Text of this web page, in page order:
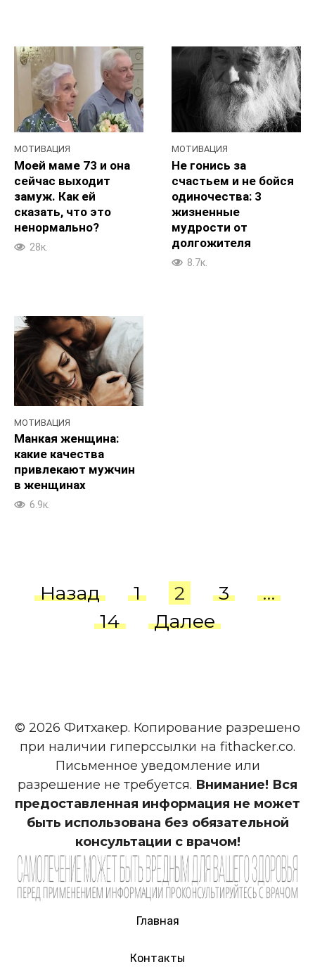
МОТИВАЦИЯ
Моей маме 73 и она
сейчас выходит
замуж. Как ей
сказать, что это
ненормально?
28к.
МОТИВАЦИЯ
Не гонись за
счастьем и не бойся
одиночества: 3
жизненные
мудрости от
долгожителя
8.7к.
МОТИВАЦИЯ
Манкая женщина:
какие качества
привлекают мужчин
в женщинах
6.9к.
Пагинация
Назад 1 2 3
…
14
Далее
© 2026 Фитхакер. Копирование разрешено
при наличии гиперссылки на fithacker.co.
Письменное уведомление или
разрешение не требуется. Внимание! Вся
предоставленная информация не может
быть использована без обязательной
консультации с врачом!
Главная
Контакты